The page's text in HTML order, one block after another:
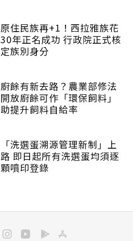
原住民族再+1！西拉雅族花
30年正名成功 行政院正式核
定族別身分
廚餘有新去路？農業部修法
開放廚餘可作「環保飼料」
助提升飼料自給率
「洗選蛋溯源管理新制」上
路 即日起所有洗選蛋均須逐
顆噴印登錄